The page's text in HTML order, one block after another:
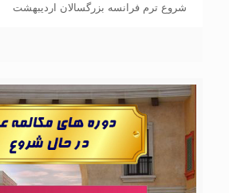
شروع ترم فرانسه بزرگسالان اردیبهشت